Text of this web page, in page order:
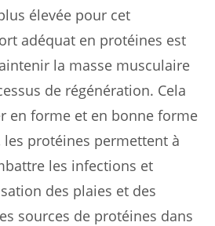
élevée pour cet
adéquat en protéines est
la masse musculaire
de régénération. Cela
en forme et en bonne forme
les protéines permettent à
les infections et
des plaies et des
sources de protéines dans